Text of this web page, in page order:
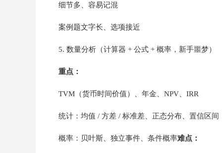
细节多、容易记混
案例题文字长、选项接近
5. 数量分析（计算器 + 公式 + 概率，新手噩梦）
重点：
TVM（货币时间价值）、年金、NPV、IRR
统计：均值 / 方差 / 标准差、正态分布、置信区间
概率：贝叶斯、独立事件、条件概率难点：